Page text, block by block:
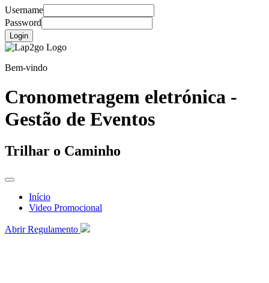
Username
Password
Login
Bem-vindo
Cronometragem eletrónica -
Gestão de Eventos
Trilhar o Caminho
Início
Video Promocional
Abrir Regulamento